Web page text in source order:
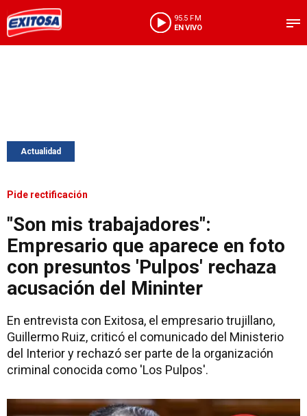
95.5 FM
EN VIVO
Actualidad
Pide rectificación
"Son mis trabajadores":
Empresario que aparece en foto
con presuntos 'Pulpos' rechaza
acusación del Mininter
En entrevista con Exitosa, el empresario trujillano,
Guillermo Ruiz, criticó el comunicado del Ministerio
del Interior y rechazó ser parte de la organización
criminal conocida como 'Los Pulpos'.